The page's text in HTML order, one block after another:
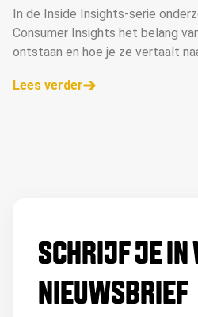
In de Inside Insights-serie
Consumer Insights het belang
ontstaan en hoe je ze vertaalt
communicatiestrateeg.
Lees verder
SCHRIJF JE IN
NIEUWSBRIEF